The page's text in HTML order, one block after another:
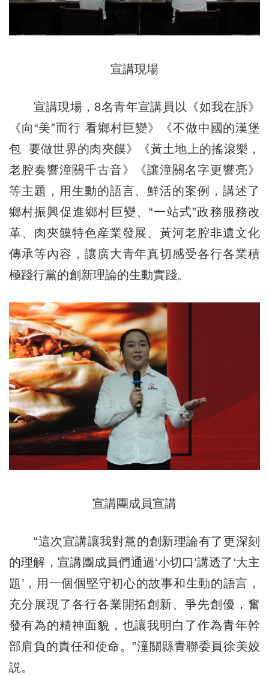
宣講現場
宣講現場，8名青年宣講員以《如我在訴》
《向“美”而行 看鄉村巨變》《不做中國的漢堡
包 要做世界的肉夾饃》《黃土地上的搖滾樂，
老腔奏響潼關千古音》《讓潼關名字更響亮》
等主題，用生動的語言、鮮活的案例，講述了
鄉村振興促進鄉村巨變、“一站式”政務服務改
革、肉夾饃特色産業發展、黃河老腔非遺文化
傳承等內容，讓廣大青年真切感受各行各業積
極踐行黨的創新理論的生動實踐。
宣講團成員宣講
“這次宣講讓我對黨的創新理論有了更深刻
的理解，宣講團成員們通過‘小切口’講透了‘大主
題’，用一個個堅守初心的故事和生動的語言，
充分展現了各行各業開拓創新、爭先創優，奮
發有為的精神面貌，也讓我明白了作為青年幹
部肩負的責任和使命。”潼關縣青聯委員徐美姣
説。